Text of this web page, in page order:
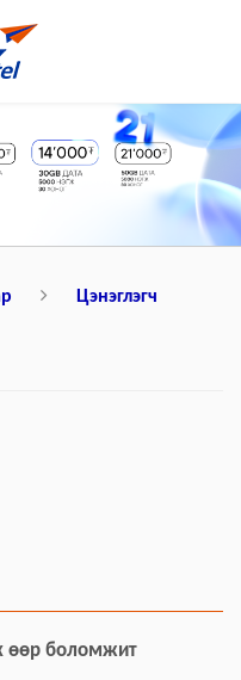
Цэнэглэгч
өөр боломжит